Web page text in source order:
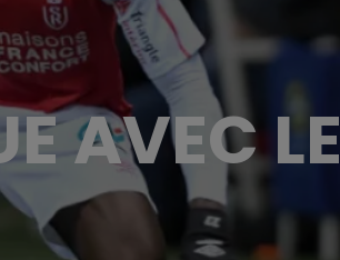
AVEC LE